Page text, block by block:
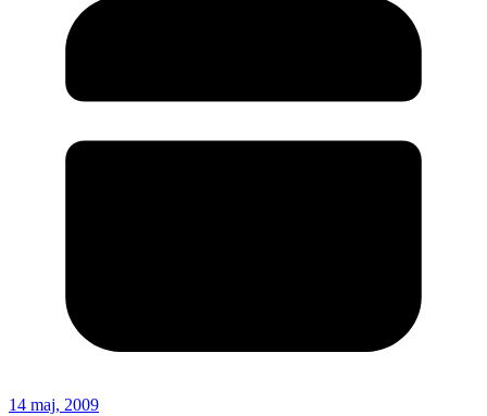
14 maj, 2009